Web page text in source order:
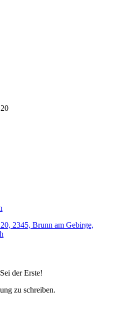
2345, Brunn am Gebirge,
der Erste!
zu schreiben.